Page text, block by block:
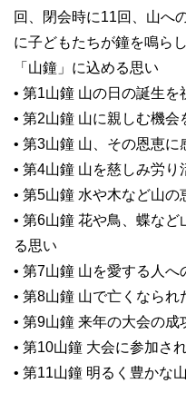
回、閉会時に11回、山へ
に子どもたちが鐘を鳴らし
「山鐘」に込める思い
• 第1山鐘 山の日の誕生を
• 第2山鐘 山に親しむ機会
• 第3山鐘 山、その恩恵に
• 第4山鐘 山を慈しみ労り
• 第5山鐘 水や木など山
• 第6山鐘 花や鳥、蝶な
る思い
• 第7山鐘 山を愛する人へ
• 第8山鐘 山で亡くなられ
• 第9山鐘 来年の大会の成
• 第10山鐘 大会に参加さ
• 第11山鐘 明るく豊かな